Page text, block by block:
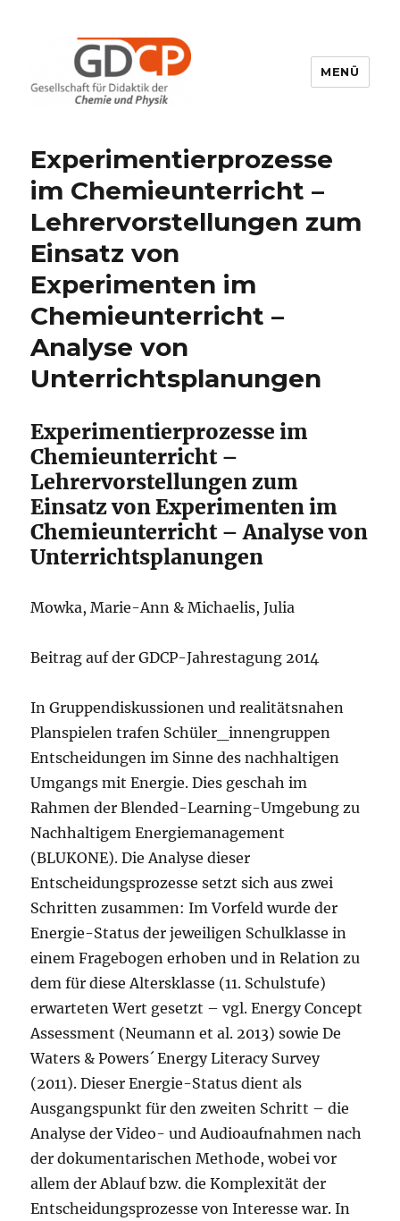
MENÜ
Experimentierprozesse
im Chemieunterricht –
Lehrervorstellungen zum
Einsatz von
Experimenten im
Chemieunterricht –
Analyse von
Unterrichtsplanungen
Experimentierprozesse im
Chemieunterricht –
Lehrervorstellungen zum
Einsatz von Experimenten im
Chemieunterricht – Analyse von
Unterrichtsplanungen
Mowka, Marie-Ann & Michaelis, Julia
Beitrag auf der GDCP-Jahrestagung 2014
In Gruppendiskussionen und realitätsnahen
Planspielen trafen Schüler_innengruppen
Entscheidungen im Sinne des nachhaltigen
Umgangs mit Energie. Dies geschah im
Rahmen der Blended-Learning-Umgebung zu
Nachhaltigem Energiemanagement
(BLUKONE). Die Analyse dieser
Entscheidungsprozesse setzt sich aus zwei
Schritten zusammen: Im Vorfeld wurde der
Energie-Status der jeweiligen Schulklasse in
einem Fragebogen erhoben und in Relation zu
dem für diese Altersklasse (11. Schulstufe)
erwarteten Wert gesetzt – vgl. Energy Concept
Assessment (Neumann et al. 2013) sowie De
Waters & Powers´ Energy Literacy Survey
(2011). Dieser Energie-Status dient als
Ausgangspunkt für den zweiten Schritt – die
Analyse der Video- und Audioaufnahmen nach
der dokumentarischen Methode, wobei vor
allem der Ablauf bzw. die Komplexität der
Entscheidungsprozesse von Interesse war. In